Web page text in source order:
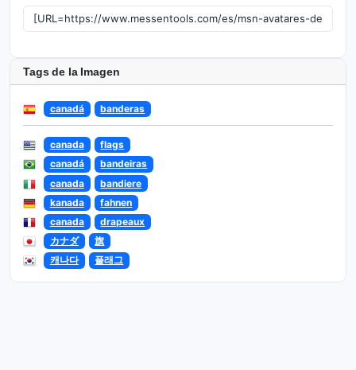
Tags de la Imagen
canadá banderas
canada
flags
canadá
bandeiras
canada
bandiere
kanada
fahnen
canada
drapeaux
カナダ
旗
캐나다
플래그